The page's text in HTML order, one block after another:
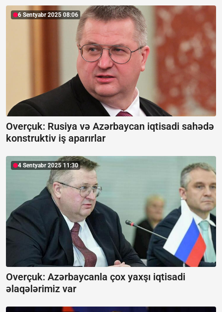
6 Sentyabr 2025 08:06
Overçuk: Rusiya və Azərbaycan iqtisadi sahədə
konstruktiv iş aparırlar
4 Sentyabr 2025 11:30
Overçuk: Azərbaycanla çox yaxşı iqtisadi
əlaqələrimiz var